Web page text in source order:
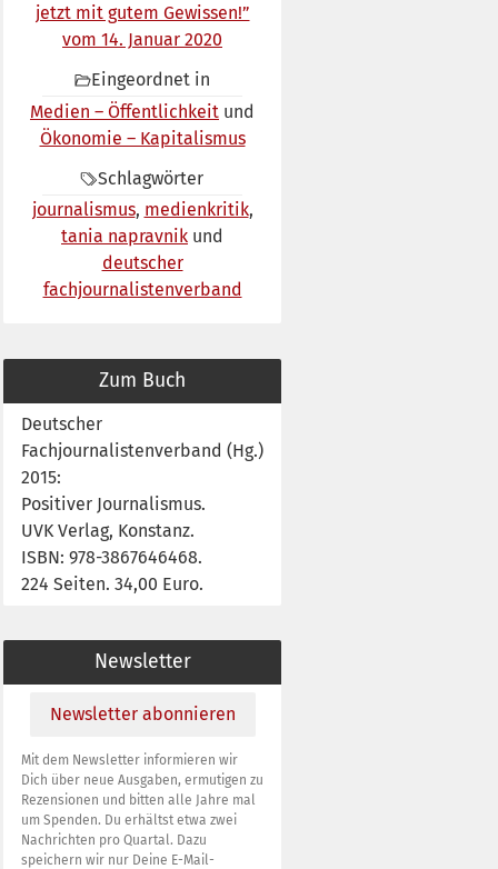
jetzt mit gutem Gewissen!”
vom 14. Januar 2020
Eingeordnet in
Medien – Öffentlichkeit
Ökonomie – Kapitalismus
Schlagwörter
journalismus medienkritik
tania napravnik
deutscher
fachjournalistenverband
Zum Buch
Deutscher
Fachjournalistenverband (Hg.)
2015:
Positiver Journalismus.
UVK Verlag, Konstanz.
ISBN: 978-3867646468.
224 Seiten. 34,00 Euro.
Newsletter
Newsletter abonnieren
Mit dem Newsletter informieren wir
Dich über neue Ausgaben, ermutigen zu
Rezensionen und bitten alle Jahre mal
um Spenden. Du erhältst etwa zwei
Nachrichten pro Quartal. Dazu
speichern wir nur Deine E-Mail-